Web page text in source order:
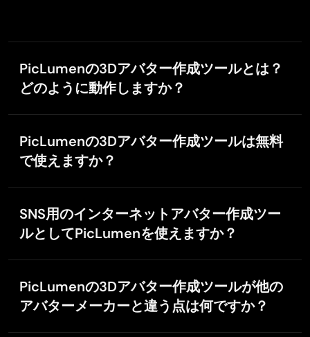
I haven’t tried yet so wait
Its actually really useful
Very good application to do whatever…
Very good application to do whatever you want
PicLumenの3Dアバター作成ツールとは？
どのように動作しますか？
PicLumenの3Dアバター作成ツールは、ブラウザ上で
るオンラインツールです。豊富なカスタマイズ機能に
より、ゲーム、SNS、メタバースなど幅広い用途向け
ラメータを調整して生成するだけで、3Dアバターが完
成します。
PicLumenの3Dアバター作成ツールは無料
で使えますか？
はい。PicLumenは無料の3Dアバター作成ツールを提
SNS用のインターネットアバター作成ツー
ルとしてPicLumenを使えますか？
はい。PicLumenの3Dアバター作成ツールは、SNSや配
利用できます。オンラインでの印象を高め、視聴者の
目を引くユニークなアバターを簡単に作成できます。
PicLumenの3Dアバター作成ツールが他の
アバターメーカーと違う点は何ですか？
PicLumenの3Dアバター作成ツールは、汎用性と使い